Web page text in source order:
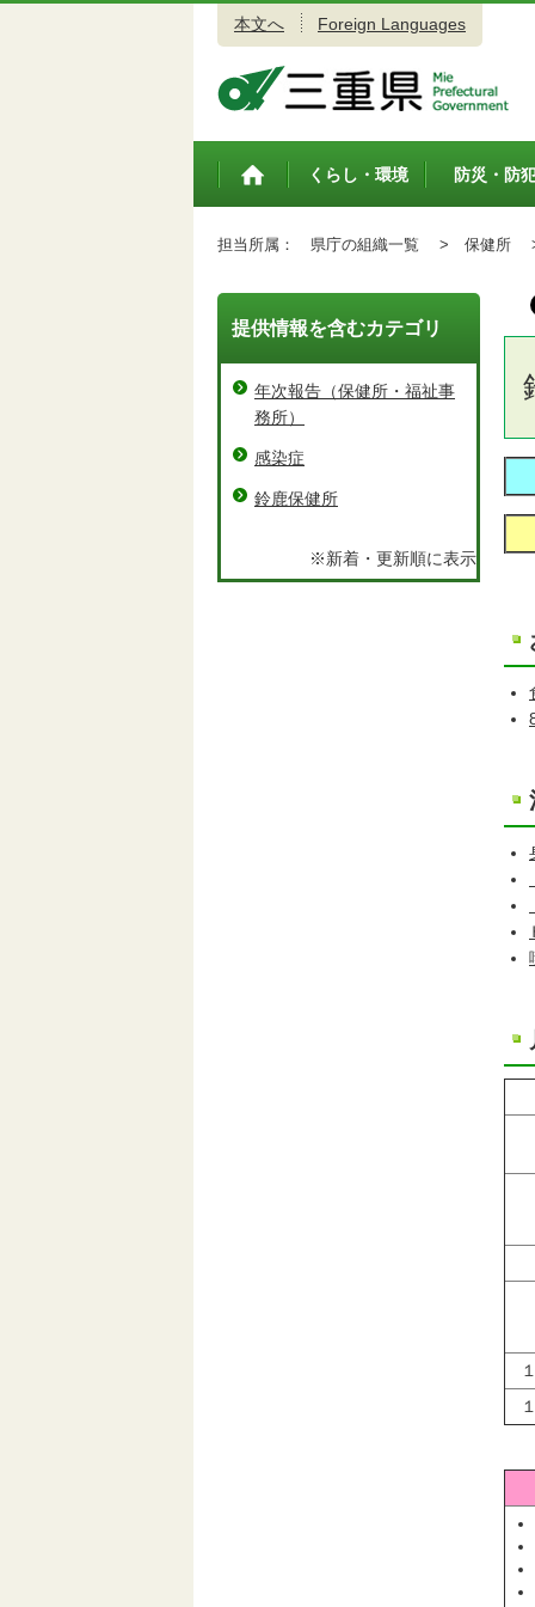
本文へ Foreign Languages
トップペ
くらし・環境 防災・防
担当所属： 県庁の組織一覧 > 保健所
提供情報を含むカテゴリ
年次報告（保健所・福祉事
務所）
感染症
鈴鹿保健所
※新着・更新順に表示